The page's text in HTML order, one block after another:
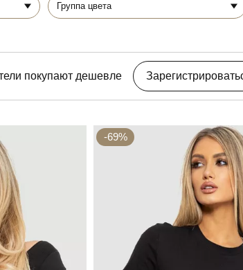
Группа цвета
покупают дешевле
-69%